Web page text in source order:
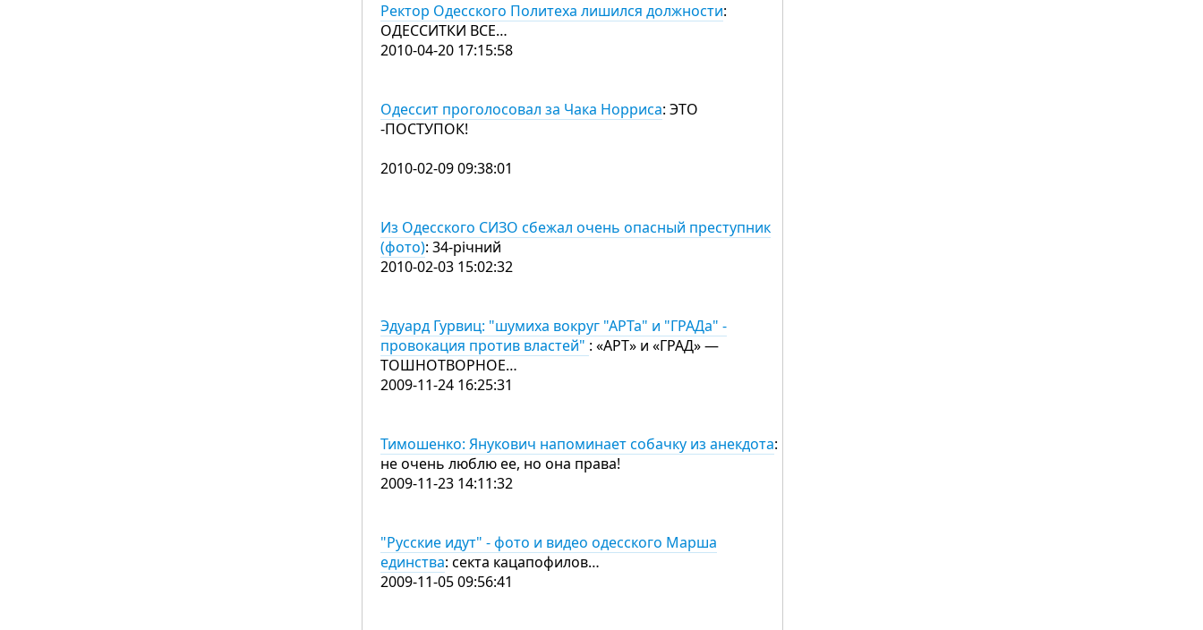
Ректор Одесского Политеха лишился должности:
ОДЕССИТКИ ВСЕ…
2010-04-20 17:15:58
Одессит проголосовал за Чака Норриса: ЭТО
-ПОСТУПОК!
2010-02-09 09:38:01
Из Одесского СИЗО сбежал очень опасный преступник
(фото): 34-річний
2010-02-03 15:02:32
Эдуард Гурвиц: "шумиха вокруг "АРТа" и "ГРАДа" -
провокация против властей" : «АРТ» и «ГРАД» —
ТОШНОТВОРНОЕ…
2009-11-24 16:25:31
Тимошенко: Янукович напоминает собачку из анекдота:
не очень люблю ее, но она права!
2009-11-23 14:11:32
"Русские идут" - фото и видео одесского Марша
единства: секта кацапофилов…
2009-11-05 09:56:41